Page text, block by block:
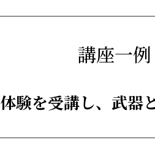
講座一例
験を受講し、武器